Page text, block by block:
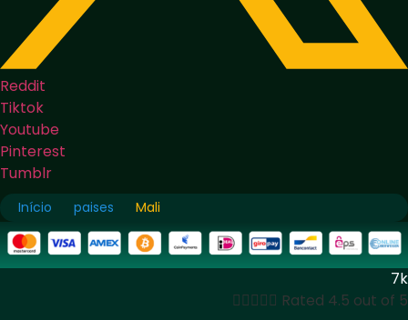
Reddit
Tiktok
Youtube
Pinterest
Tumblr
Início paises Mali
7k
 Rated 4.5 out of 5